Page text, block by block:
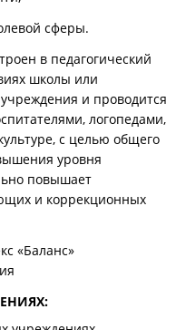
сферы.
в педагогический
школы или
и проводится
логопедами,
с целью общего
уровня
повышает
и коррекционных
«Баланс»